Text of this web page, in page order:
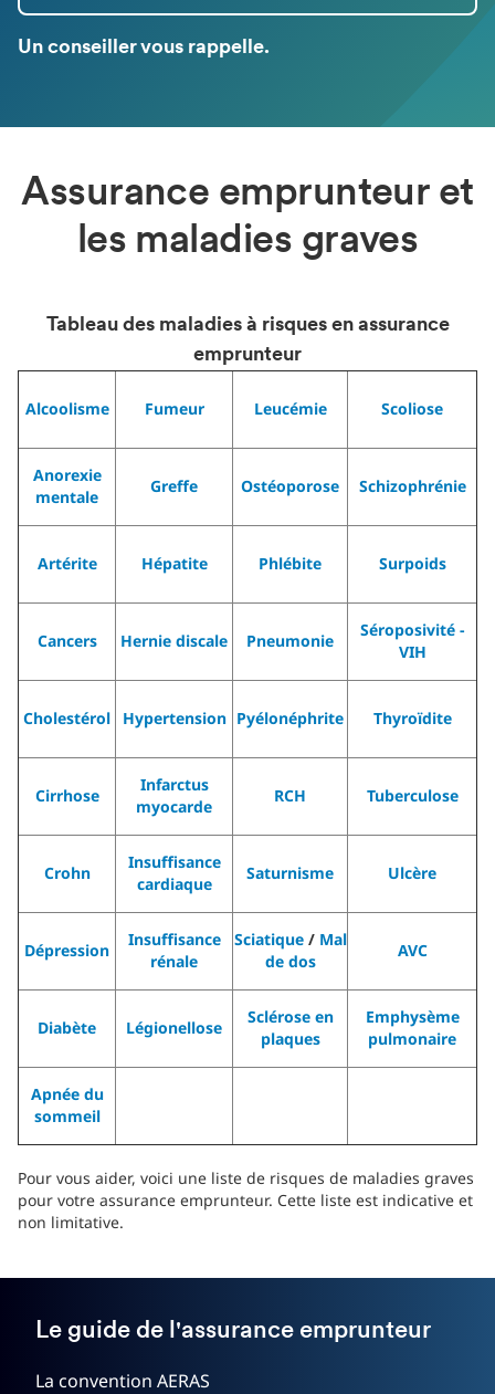
Un conseiller vous rappelle.
Assurance emprunteur et
les maladies graves
Tableau des maladies à risques en assurance
emprunteur
Alcoolisme Fumeur Leucémie Scoliose
Anorexie
mentale
Greffe Ostéoporose Schizophrénie
Artérite Hépatite Phlébite Surpoids
Cancers Hernie discale Pneumonie
Séroposivité -
VIH
Cholestérol Hypertension Pyélonéphrite Thyroïdite
Cirrhose
Infarctus
myocarde
RCH Tuberculose
Crohn
Insuffisance
cardiaque
Saturnisme Ulcère
Dépression
Insuffisance
rénale
Sciatique/ Mal
de dos
AVC
Diabète Légionellose
Sclérose en
plaques
Emphysème
pulmonaire
Apnée du
sommeil
Pour vous aider, voici une liste de risques de maladies graves
pour votre assurance emprunteur. Cette liste est indicative et
non limitative.
Le guide de l'assurance emprunteur
La convention AERAS